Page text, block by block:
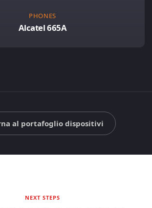
PHONES
Alcatel 665A
al portafoglio dispositivi
NEXT STEPS